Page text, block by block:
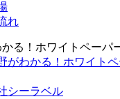
れ
る！ホワイトペーパ
がわかる！ホワイト
シーラベル